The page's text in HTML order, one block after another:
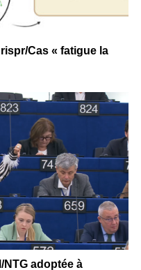
Cas « fatigue la
NTG adoptée à